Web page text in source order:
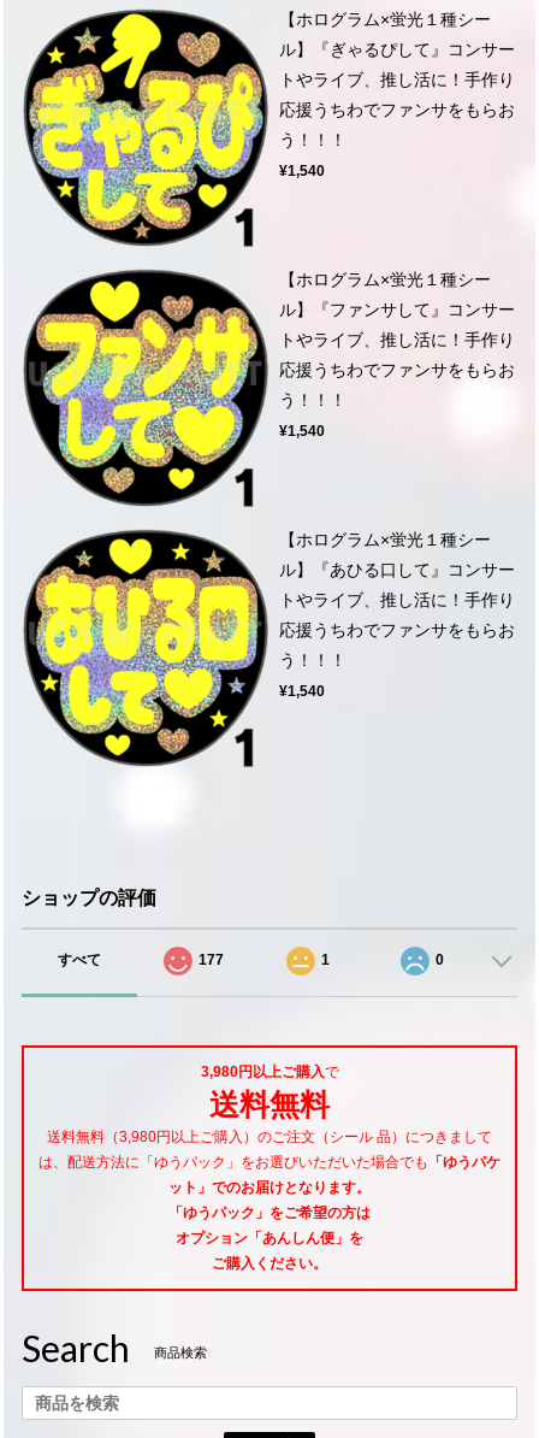
【ホログラム×蛍光１種シー
ル】『ぎゃるぴして』コンサー
トやライブ、推し活に！手作り
応援うちわでファンサをもらお
う！！！
¥1,540
【ホログラム×蛍光１種シー
ル】『ファンサして』コンサー
トやライブ、推し活に！手作り
応援うちわでファンサをもらお
う！！！
¥1,540
【ホログラム×蛍光１種シー
ル】『あひる口して』コンサー
トやライブ、推し活に！手作り
応援うちわでファンサをもらお
う！！！
¥1,540
ショップの評価
すべて 177 1 0
3,980円以上ご購入で
送料無料
送料無料（3,980円以上ご購入）のご注文（シール 品）につきまして
は、配送方法に「ゆうパック」をお選びいただいた場合でも
「ゆうパケ
ット」でのお届けとなります。
「ゆうパック」をご希望の方は
オプション「あんしん便」 を
ご購入ください。
Search 商品検索